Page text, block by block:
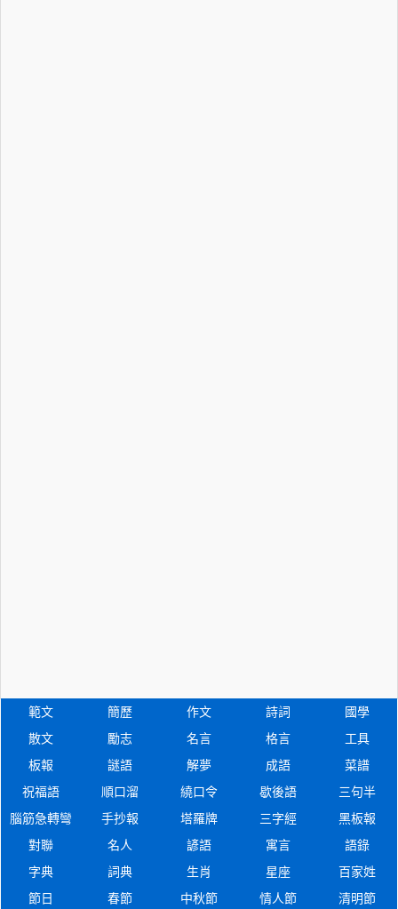
範文 簡歷 作文 詩詞
國學
散文
勵志 名言 格言
工具
板報
謎語 解夢 成語
菜譜
祝福語
順口溜 繞口令 歇後語
三句半
腦筋急轉彎
手抄報 塔羅牌 三字經
黑板報
對聯
名人 諺語 寓言
語錄
字典
詞典 生肖 星座
百家姓
節日
春節 中秋節 情人節 清明節